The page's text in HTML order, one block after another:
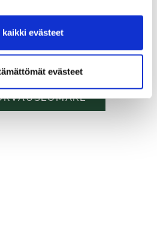
kaikki evästeet
evästeet
alla olevan lomakkeen